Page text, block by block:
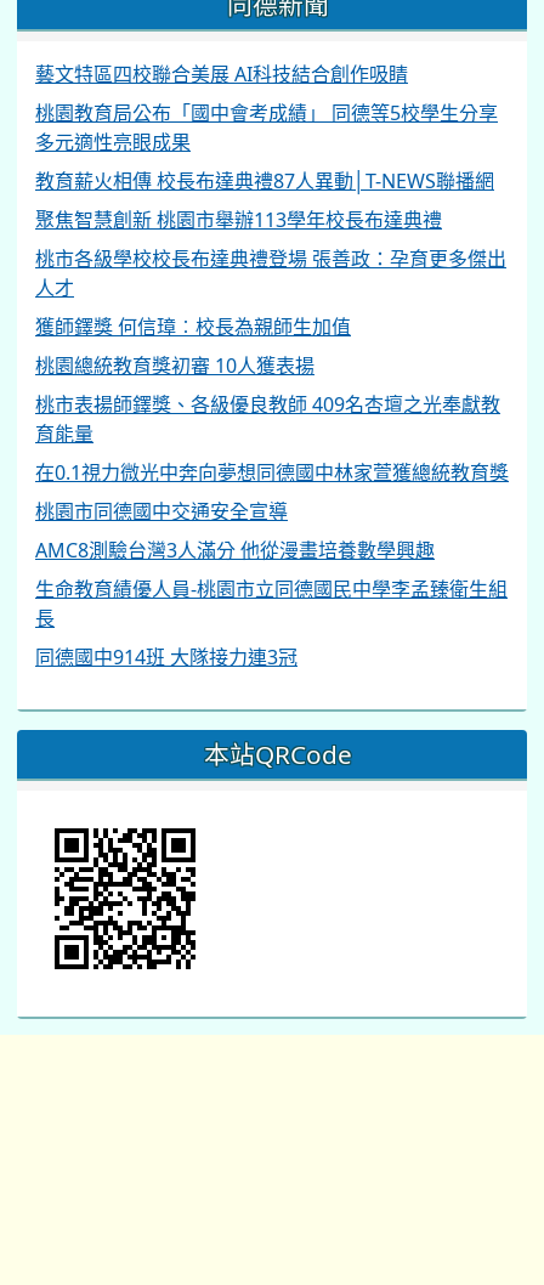
桃市表揚師鐸獎、各級優良教師 409名杏壇之光奉獻教
在0.1視力微光中奔向夢想同德國中林家萱獲總統教育獎
桃園市同德國中交通安全宣導
AMC8測驗台灣3人滿分 他從漫畫培養數學興趣
生命教育績優人員-桃園市立同德國民中學李孟臻衛生組
長
同德國中914班 大隊接力連3冠
本站QRCode
桃園市立同德國中 地址：桃園市桃園區南平路487
號 [Google Map 地圖指南
電話：03-2628955
傳真：03-2628959 網站維護：資訊組